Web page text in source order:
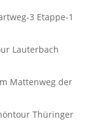
3 Etappe-1
Lauterbach
Mattenweg der
Thüringer